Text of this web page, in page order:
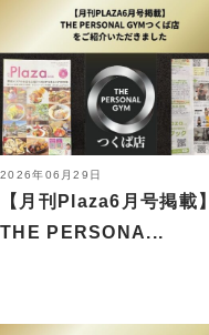
2026年06月29日
【月刊Plaza6月号掲載】
THE PERSONA...